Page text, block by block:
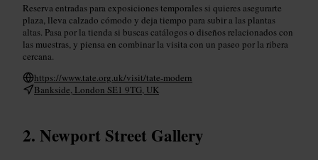
Reserva entradas para exposiciones temporales si quieres asegurarte
plaza, lleva calzado cómodo y deja tiempo para subir a las plantas
altas. Pasa por la tienda si buscas catálogos o diseños relacionados con
las muestras, y piensa en combinar la visita con un paseo por la ribera
cercana.
https://www.tate.org.uk/visit/tate-modern
Bankside, London SE1 9TG, UK
Newport Street Gallery